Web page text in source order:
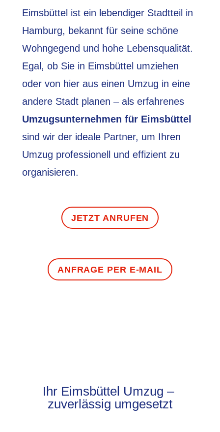
Eimsbüttel ist ein lebendiger Stadtteil in
Hamburg, bekannt für seine schöne
Wohngegend und hohe Lebensqualität.
Egal, ob Sie in Eimsbüttel umziehen
oder von hier aus einen Umzug in eine
andere Stadt planen – als erfahrenes
Umzugsunternehmen für Eimsbüttel
sind wir der ideale Partner, um Ihren
Umzug professionell und effizient zu
organisieren.
JETZT ANRUFEN
ANFRAGE PER E-MAIL
Ihr Eimsbüttel Umzug –
zuverlässig umgesetzt